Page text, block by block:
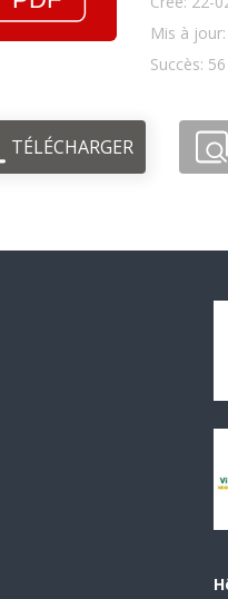
Mis à
Succès: 56
TÉLÉCHARGER